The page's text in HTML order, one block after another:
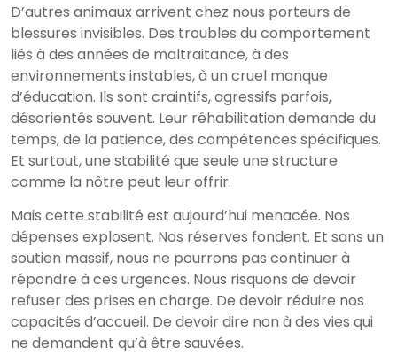
D’autres animaux arrivent chez nous porteurs de
blessures invisibles. Des troubles du comportement
liés à des années de maltraitance, à des
environnements instables, à un cruel manque
d’éducation. Ils sont craintifs, agressifs parfois,
désorientés souvent. Leur réhabilitation demande du
temps, de la patience, des compétences spécifiques.
Et surtout, une stabilité que seule une structure
comme la nôtre peut leur offrir.
Mais cette stabilité est aujourd’hui menacée. Nos
dépenses explosent. Nos réserves fondent. Et sans un
soutien massif, nous ne pourrons pas continuer à
répondre à ces urgences. Nous risquons de devoir
refuser des prises en charge. De devoir réduire nos
capacités d’accueil. De devoir dire non à des vies qui
ne demandent qu’à être sauvées.